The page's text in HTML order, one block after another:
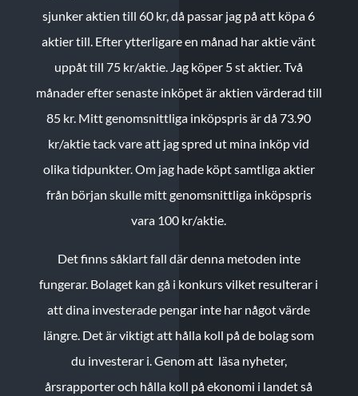
sjunker aktien till 60 kr, då passar jag på att köpa 6
aktier till. Efter ytterligare en månad har aktie vänt
uppåt till 75 kr/aktie. Jag köper 5 st aktier.Två
månader efter senaste inköpet är aktien värderad till
85 kr. Mitt genomsnittliga inköpspris är då 73.90
kr/aktie tack vare att jag spred ut mina inköp vid
olika tidpunkter. Om jag hade köpt samtliga aktier
från början skulle mitt genomsnittliga inköpspris
vara 100 kr/aktie.
Det finns såklart fall där denna metoden inte
fungerar. Bolaget kan gå i konkurs vilket resulterar i
att dina investerade pengar inte har något värde
längre. Det är viktigt att hålla koll på de bolag som
du investerar i. Genom att läsa nyheter,
årsrapporter och hålla koll på ekonomi i landet så